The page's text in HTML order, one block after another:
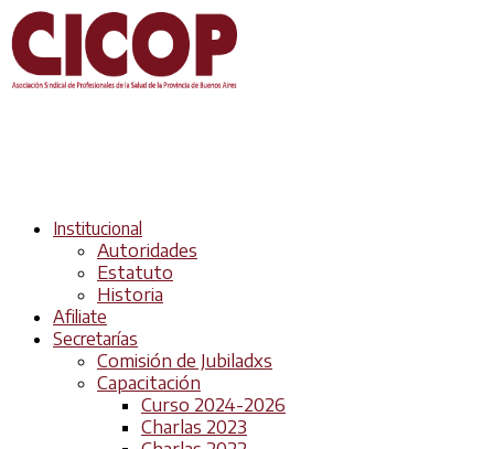
Institucional
Autoridades
Estatuto
Historia
Afiliate
Secretarías
Comisión de Jubiladxs
Capacitación
Curso 2024-2026
Charlas 2023